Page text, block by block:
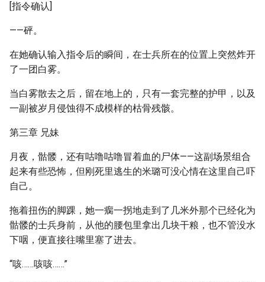
[指令确认]
——砰。
在她确认输入指令后的瞬间，在士兵所在的位置上突然炸开
了一团白雾。
当白雾散去之后，留在地上的，只有一套完整的护甲，以及
一副被岁月侵蚀得不成模样的枯骨残骸。
第三章 兄妹
月夜，骷髅，还有咕噜咕噜冒着血的尸体——这副场景组合
起来有些恐怖，但刚死里逃生的米璐可没心情在这里自己吓
自己。
拖着扭伤的脚踝，她一瘸一拐地走到了几米外那个已经化为
骷髅的士兵身前，从他的腰包里拿出几块干粮，也不管没水
下咽，便直接往嘴里塞了进去。
“咳……咳咳……”